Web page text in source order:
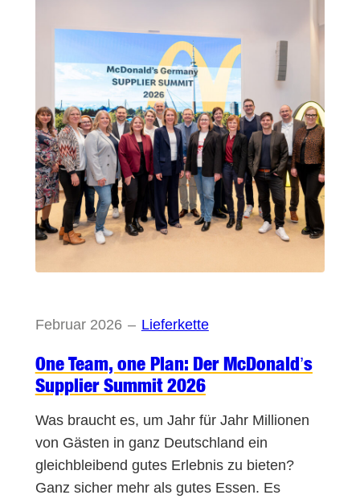
Februar 2026 – Lieferkette
One Team, one Plan: Der McDonald’s
Supplier Summit 2026
Was braucht es, um Jahr für Jahr Millionen
von Gästen in ganz Deutschland ein
gleichbleibend gutes Erlebnis zu bieten?
Ganz sicher mehr als gutes Essen. Es